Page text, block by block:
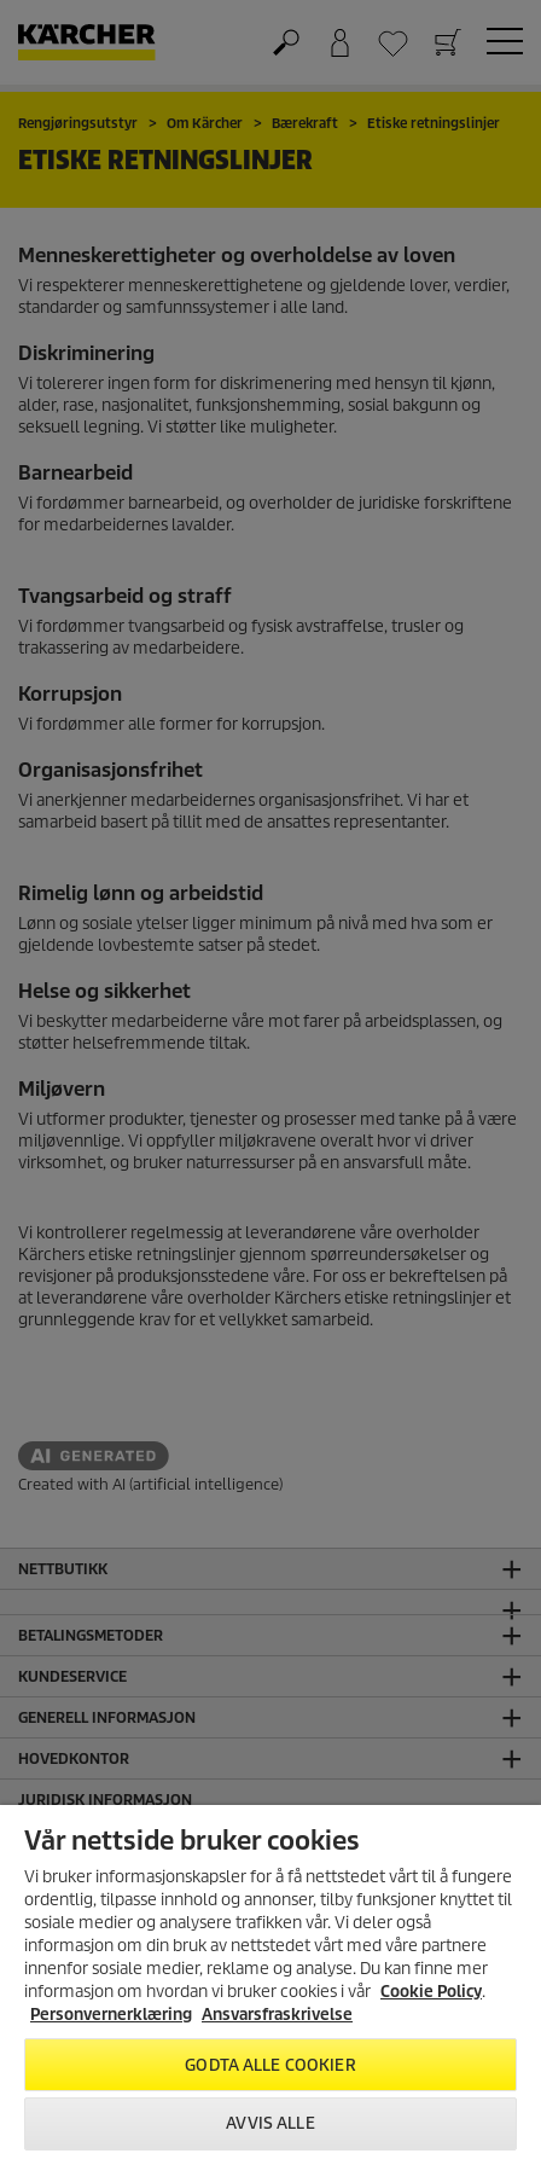
Handlekurv
Ønskeliste
MELD DEG PÅ VÅRT
NYHETSBREV!
Få 10% rabatt på ditt neste kjøp i
på vårt nyhetsbrev.
REGISTRER DEG
Rengjøringsutstyr Om Kärcher Bærekraft Etiske retningslinjer
ETISKE RETNINGSLINJER
Menneskerettigheter og overholdelse av loven
Vi respekterer menneskerettighetene og gjeldende lover, verdier,
standarder og samfunnssystemer i alle land.
Diskriminering
Vi tolererer ingen form for diskrimenering med hensyn til kjønn,
alder, rase, nasjonalitet, funksjonshemming, sosial bakgunn og
seksuell legning. Vi støtter like muligheter.
Barnearbeid
Vi fordømmer barnearbeid, og overholder de juridiske forskriftene
for medarbeidernes lavalder.
Tvangsarbeid og straff
Vi fordømmer tvangsarbeid og fysisk avstraffelse, trusler og
trakassering av medarbeidere.
Korrupsjon
Vi fordømmer alle former for korrupsjon.
Organisasjonsfrihet
Vi anerkjenner medarbeidernes organisasjonsfrihet. Vi har et
samarbeid basert på tillit med de ansattes representanter.
Rimelig lønn og arbeidstid
Lønn og sosiale ytelser ligger minimum på nivå med hva som er
gjeldende lovbestemte satser på stedet.
Helse og sikkerhet
Vi beskytter medarbeiderne våre mot farer på arbeidsplassen, og
støtter helsefremmende tiltak.
Miljøvern
Vi utformer produkter, tjenester og prosesser med tanke på å være
miljøvennlige. Vi oppfyller miljøkravene overalt hvor vi driver
virksomhet, og bruker naturressurser på en ansvarsfull måte.
Vi kontrollerer regelmessig at leverandørene våre overholder
Kärchers etiske retningslinjer gjennom spørreundersøkelser og
revisjoner på produksjonsstedene våre. For oss er bekreftelsen på
at leverandørene våre overholder Kärchers etiske retningslinjer et
grunnleggende krav for et vellykket samarbeid.
Created with AI (artificial intelligence)
NETTBUTIKK
BETALINGSMETODER
KUNDESERVICE
GENERELL INFORMASJON
HOVEDKONTOR
JURIDISK INFORMASJON
Ansvarsfraskrivelse
Personvernerklæring
Salgs og leveringsbetingelser
SERTIFISERT MILJØFYRTÅRN
FØLG OSS I SOSIALE MEDIER
Vår nettside bruker cookies
Vi bruker informasjonskapsler for å få nettstedet vårt til å fungere
ordentlig, tilpasse innhold og annonser, tilby funksjoner knyttet til
sosiale medier og analysere trafikken vår. Vi deler også
informasjon om din bruk av nettstedet vårt med våre partnere
innenfor sosiale medier, reklame og analyse. Du kan finne mer
informasjon om hvordan vi bruker cookies i vår Cookie Policy.
Personvernerklæring Ansvarsfraskrivelse
GODTA ALLE COOKIER
AVVIS ALLE